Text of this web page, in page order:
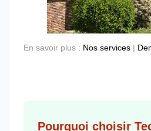
En savoir plus : Nos services |
Pourquoi choisir